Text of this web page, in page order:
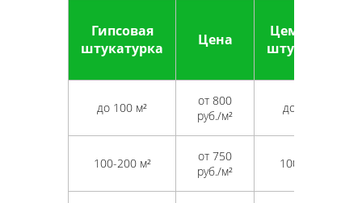
Гипсовая
штукатурка
Цена
Цементная
штукатурка
до 100 м²
от 800
руб./м²
до 100 м²
100-200 м²
от 750
руб./м²
100-200 м²